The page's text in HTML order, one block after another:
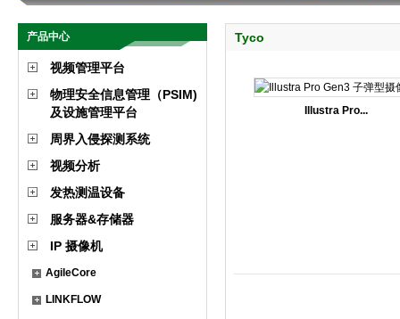
产品中心
视频管理平台
物理安全信息管理（PSIM)
及设施管理平台
周界入侵探测系统
视频分析
发热测温设备
服务器&存储器
IP 摄像机
AgileCore
LINKFLOW
Tyco
Illustra Pro...